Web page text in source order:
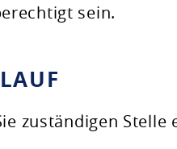
sein.
zuständigen